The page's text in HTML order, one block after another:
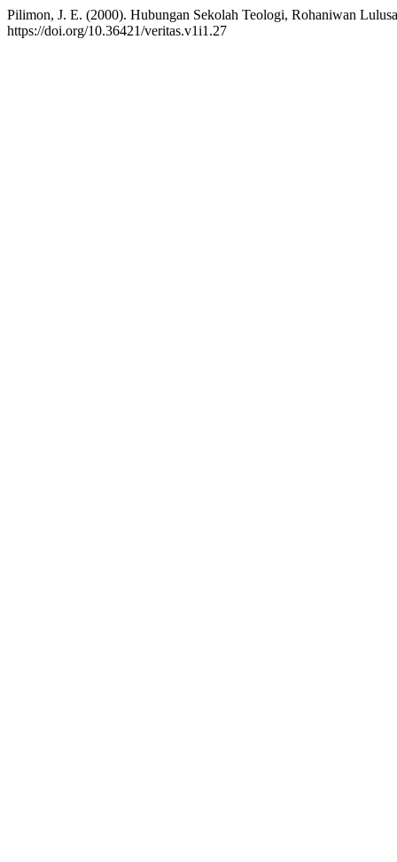
Pilimon, J. E. (2000). Hubungan Sekolah Teologi, Rohaniwan
https://doi.org/10.36421/veritas.v1i1.27